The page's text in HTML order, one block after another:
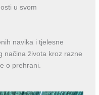
u svom
navika i tjelesne
načina života kroz razne
o prehrani.